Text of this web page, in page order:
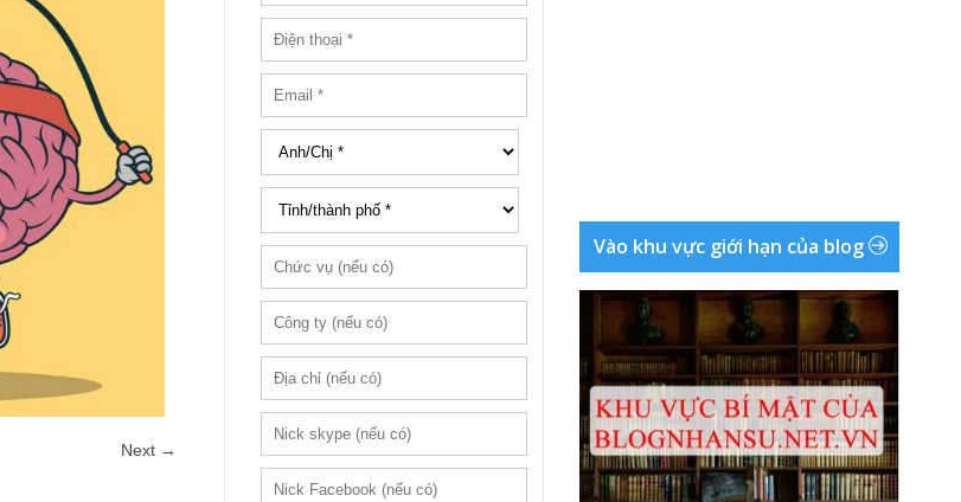
Next →
Vào khu vực giới hạn của blog